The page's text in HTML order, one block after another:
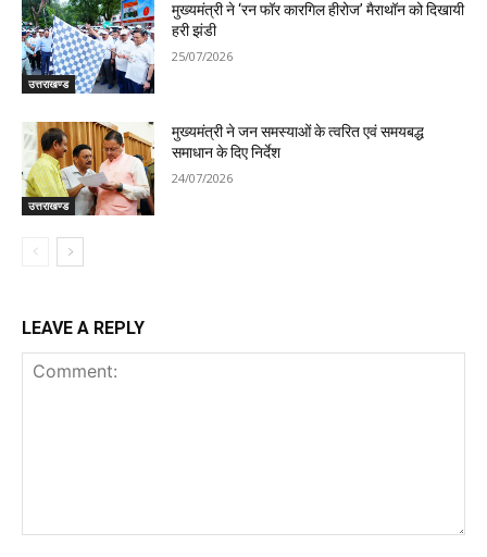
उत्तराखण्ड
मुख्यमंत्री ने ‘रन फॉर कारगिल हीरोज’ मैराथॉन को दिखायी
हरी झंडी
25/07/2026
उत्तराखण्ड
मुख्यमंत्री ने जन समस्याओं के त्वरित एवं समयबद्ध
समाधान के दिए निर्देश
24/07/2026
LEAVE A REPLY